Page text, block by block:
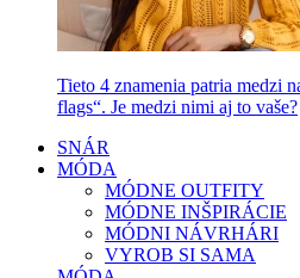
Tieto 4 znamenia patria medzi
flags“. Je medzi nimi aj to vaše?
SNÁR
MÓDA
MÓDNE OUTFITY
MÓDNE INŠPIRÁCIE
MÓDNI NÁVRHÁRI
VYROB SI SAMA